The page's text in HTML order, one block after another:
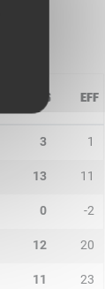
PTS EFF
3 1
13 11
0 -2
12 20
11 23